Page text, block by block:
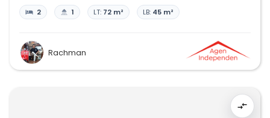
2 1 LT: 72 m² LB: 45 m²
Rachman